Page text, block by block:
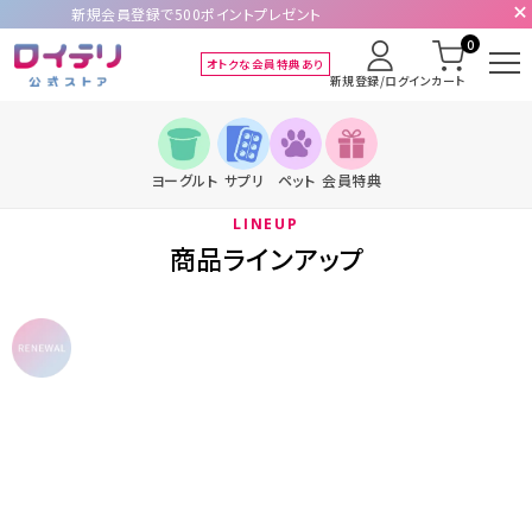
新規会員登録で500ポイントプレゼント
オトクな会員特典あり
新規登録/ログインカート
0
ヨーグルト サプリ ペット 会員特典
LINEUP
商品ラインアップ